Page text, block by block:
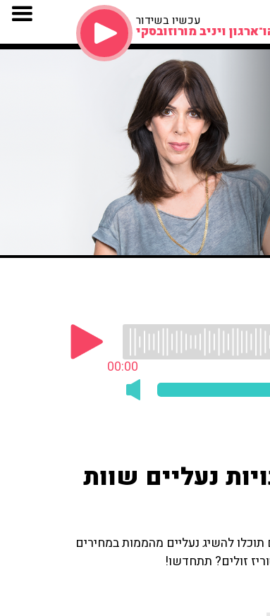
עכשיו בשידור
ויניב מורוזובסקי
00:00
נעליים שוות
להשיג נעליים מהממות במחירים
זולים? תתחדשו!